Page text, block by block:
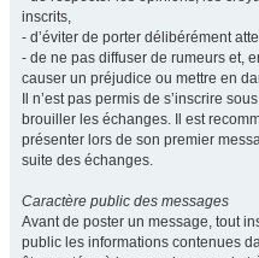
inscrits,
- d’éviter de porter délibérément
- de ne pas diffuser de rumeurs et,
causer un préjudice ou mettre en
Il n’est pas permis de s’inscrire
brouiller les échanges. Il est
présenter lors de son premier
suite des échanges.
Caractère public des messages
Avant de poster un message, tout
public les informations contenues